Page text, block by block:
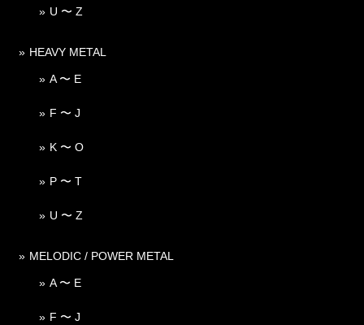
U 〜 Z
HEAVY METAL
A 〜 E
F 〜 J
K 〜 O
P 〜 T
U 〜 Z
MELODIC / POWER METAL
A 〜 E
F 〜 J